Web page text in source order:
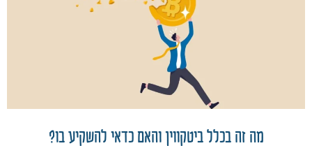
מה זה בכלל ביטקווין והאם כדאי להשקיע בו?